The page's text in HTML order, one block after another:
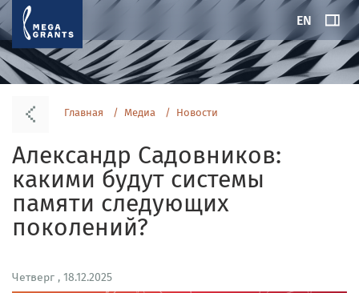
EN
Главная Медиа Новости
Александр Садовников:
какими будут системы
памяти следующих
поколений?
Четверг , 18.12.2025